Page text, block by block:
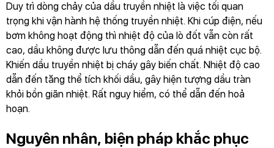
Duy trì dòng chảy của dầu truyền nhiệt là việc tối quan
trọng khi vận hành hệ thống truyền nhiệt. Khi cúp điện, nếu
bơm không hoạt động thì nhiệt độ của lò đốt vẫn còn rất
cao, dầu không được lưu thông dẫn đến quá nhiệt cục bộ.
Khiến dầu truyền nhiệt bị cháy gây biến chất. Nhiệt độ cao
dẫn đến tăng thể tích khối dầu, gây hiện tượng dầu tràn
khỏi bồn giãn nhiệt. Rất nguy hiểm, có thể dẫn đến hoả
hoạn.
Nguyên nhân, biện pháp khắc phục